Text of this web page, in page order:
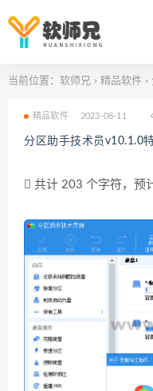
当前位置： 软师兄 > 精品软件 >
精品软件 2023-08-11
分区助手技术员v10.1.0
共计 203 个字符，预